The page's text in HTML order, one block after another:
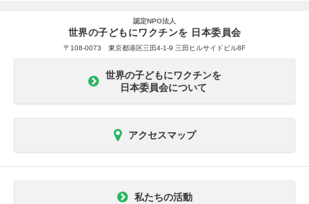
認定NPO法人
世界の子どもにワクチンを 日本委員会
〒108-0073 東京都港区三田4-1-9 三田ヒルサイドビル8F
世界の子どもにワクチンを
日本委員会について
アクセスマップ
私たちの活動